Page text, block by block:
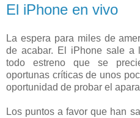
El iPhone en vivo
La espera para miles de
de acabar. El iPhone sale a
todo estreno que se
oportunas críticas de unos
oportunidad de probar el
Los puntos a favor que han